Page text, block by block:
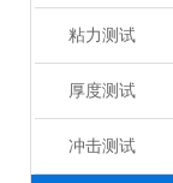
粘力测试
厚度测试
冲击测试